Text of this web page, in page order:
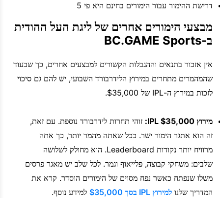
דרישת ההימור עבור הימורים בחינם היא פי 5
מבצעי הימורים אחרים של ליגת העל ההודית
ב-BC.GAME Sports
אין אזכור בתנאים וההגבלות הקשורים למבצעים אחרים, כך שבעוד
שהמהמרים מתחרים במירוץ הלידרבורד השבועי, יש להם גם סיכוי
לזכות במירוץ ה-IPL של $35,000.
מירוץ IPL $35,000:
זוהי תחרות לידרבורד נוספת. עם זאת,
זה הוא אתגר הימור ישר. ככל שאתה מהמר יותר, כך אתה
מרוויח יותר נקודות Leaderboard. הוא מחולק לשלושה
שלבים: משחקי קבוצה, פלייאוף וגמר. לכל שלב יש מאגר פרסים
משלו שנפתח כאשר נפח מסוים של הימורים הוסדר. קרא את
המדריך שלנו למירוץ IPL בסך $35,000 למידע נוסף.